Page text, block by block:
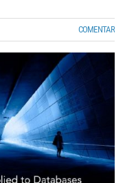
COMENTAR